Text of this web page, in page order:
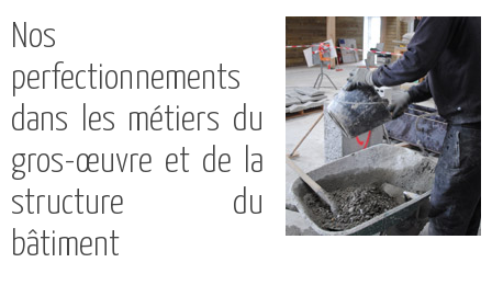
Nos
perfectionnements
dans les métiers du
gros-œuvre et de la
structure du
bâtiment